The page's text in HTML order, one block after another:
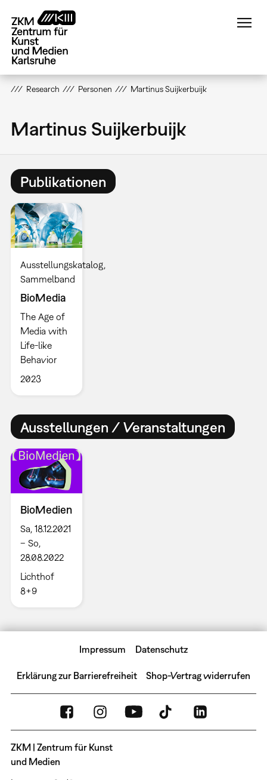
zum
Inhalt
Research Personen Martinus Suijkerbuijk
Martinus Suijkerbuijk
Publikationen
Ausstellungskatalog
Sammelband
BioMedia
The Age of
Media with
Life-like
Behavior
2023
Ausstellungen / Veranstaltungen
BioMedien
Sa, 18.12.2021
– So,
28.08.2022
Lichthof
8+9
Impressum Datenschutz
Erklärung zur Barrierefreiheit Shop-Vertrag widerrufen
ZKM | Zentrum für Kunst
und Medien